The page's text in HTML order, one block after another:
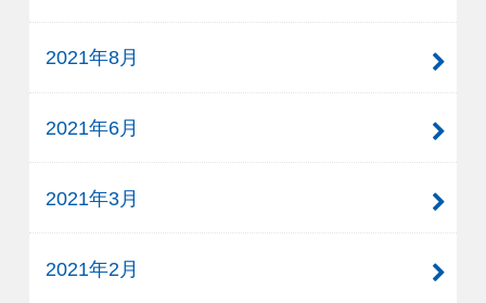
2021年8月
2021年6月
2021年3月
2021年2月